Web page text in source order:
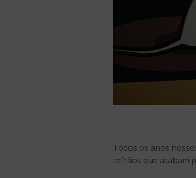
Todos os anos
refrãos que acabam